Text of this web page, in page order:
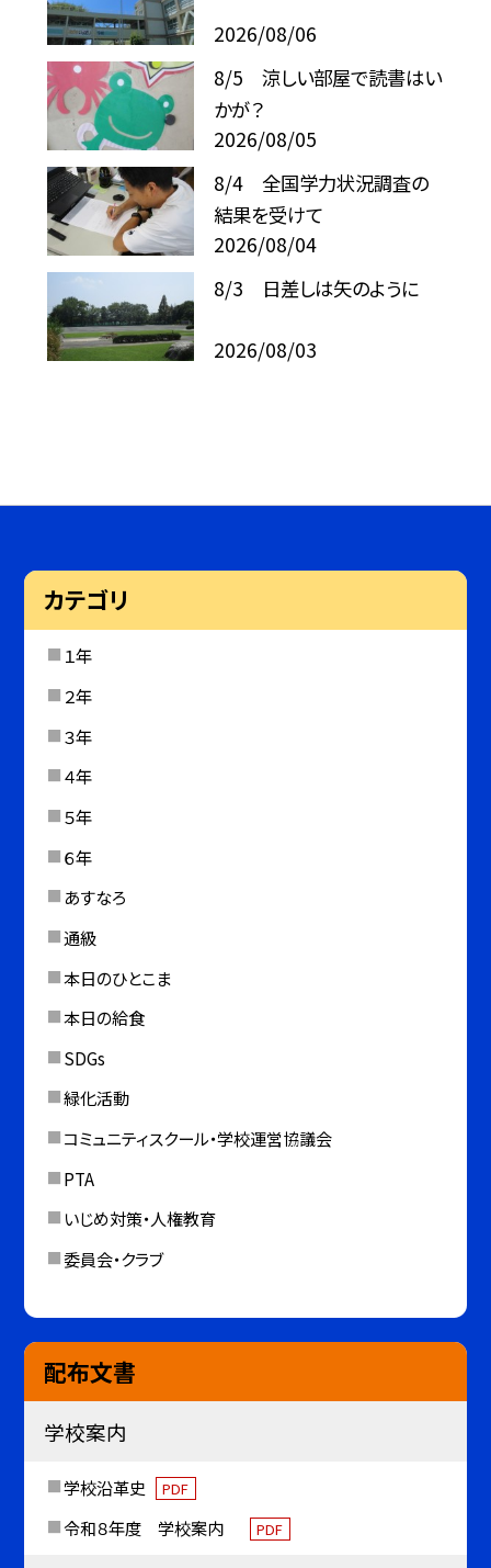
2026/08/06
8/5 涼しい部屋で読書はい
かが？
2026/08/05
8/4 全国学力状況調査の
結果を受けて
2026/08/04
8/3 日差しは矢のように
2026/08/03
カテゴリ
１年
２年
３年
４年
５年
６年
あすなろ
通級
本日のひとこま
本日の給食
SDGs
緑化活動
コミュニティスクール・学校運営協議会
PTA
いじめ対策・人権教育
委員会・クラブ
配布文書
学校案内
学校沿革史 PDF
令和８年度 学校案内 PDF